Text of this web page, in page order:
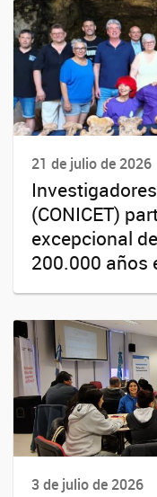
21 de julio de 2026
(CONICET)
excepcional
200.000 años
3 de julio de 2026